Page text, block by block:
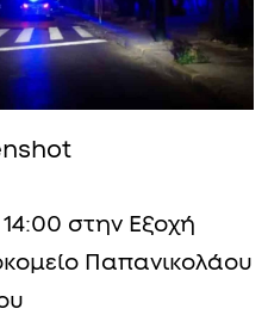
στην Εξοχή
Παπανικολάου